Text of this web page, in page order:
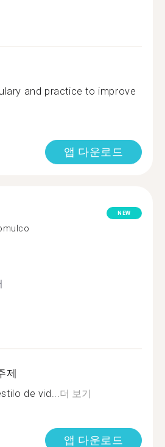
and practice to improve
앱 다운로드
NEW
제
de vid... 더 보기
앱 다운로드